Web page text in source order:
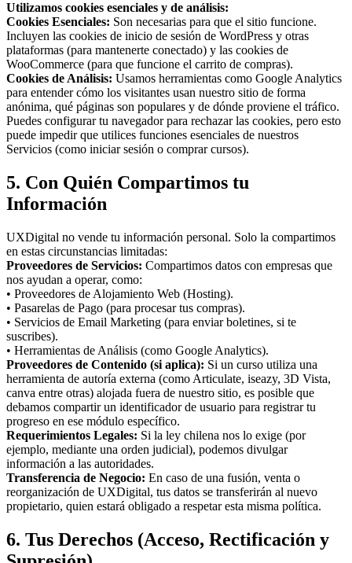
Utilizamos cookies esenciales y de análisis:
Cookies Esenciales: Son necesarias para que el sitio funcione.
Incluyen las cookies de inicio de sesión de WordPress y otras
plataformas (para mantenerte conectado) y las cookies de
WooCommerce (para que funcione el carrito de compras).
Cookies de Análisis: Usamos herramientas como Google Analytics
para entender cómo los visitantes usan nuestro sitio de forma
anónima, qué páginas son populares y de dónde proviene el tráfico.
Puedes configurar tu navegador para rechazar las cookies, pero esto
puede impedir que utilices funciones esenciales de nuestros
Servicios (como iniciar sesión o comprar cursos).
5. Con Quién Compartimos tu
Información
UXDigital no vende tu información personal. Solo la compartimos
en estas circunstancias limitadas:
Proveedores de Servicios: Compartimos datos con empresas que
nos ayudan a operar, como:
• Proveedores de Alojamiento Web (Hosting).
• Pasarelas de Pago (para procesar tus compras).
• Servicios de Email Marketing (para enviar boletines, si te
suscribes).
• Herramientas de Análisis (como Google Analytics).
Proveedores de Contenido (si aplica): Si un curso utiliza una
herramienta de autoría externa (como Articulate, iseazy, 3D Vista,
canva entre otras) alojada fuera de nuestro sitio, es posible que
debamos compartir un identificador de usuario para registrar tu
progreso en ese módulo específico.
Requerimientos Legales: Si la ley chilena nos lo exige (por
ejemplo, mediante una orden judicial), podemos divulgar
información a las autoridades.
Transferencia de Negocio: En caso de una fusión, venta o
reorganización de UXDigital, tus datos se transferirán al nuevo
propietario, quien estará obligado a respetar esta misma política.
6. Tus Derechos (Acceso, Rectificación y